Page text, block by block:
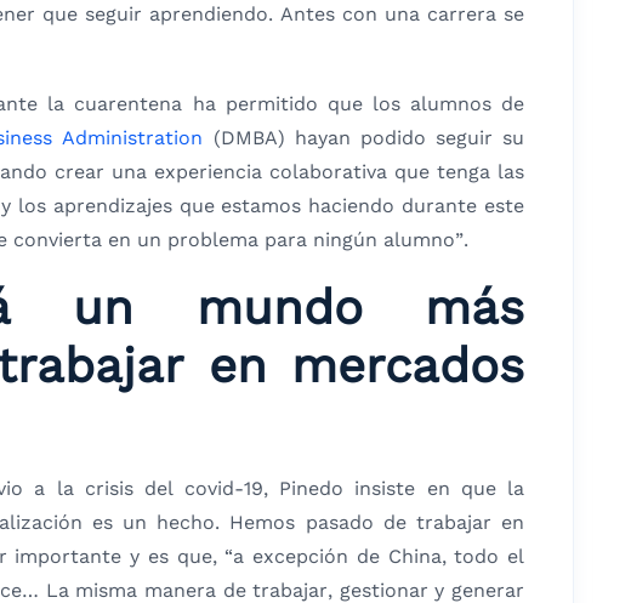
que seguir aprendiendo. Antes con una carrera se
la cuarentena ha permitido que los alumnos de
Administration (DMBA) hayan podido seguir su
crear una experiencia colaborativa que tenga las
aprendizajes que estamos haciendo durante este
en un problema para ningún alumno”.
un mundo más
en mercados
a la crisis del covid-19, Pinedo insiste en que la
es un hecho. Hemos pasado de trabajar en
importante y es que, “a excepción de China, todo el
La misma manera de trabajar, gestionar y generar